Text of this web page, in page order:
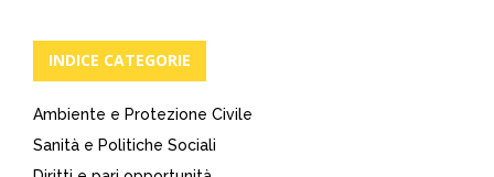
INDICE CATEGORIE
Ambiente e Protezione Civile
Sanità e Politiche Sociali